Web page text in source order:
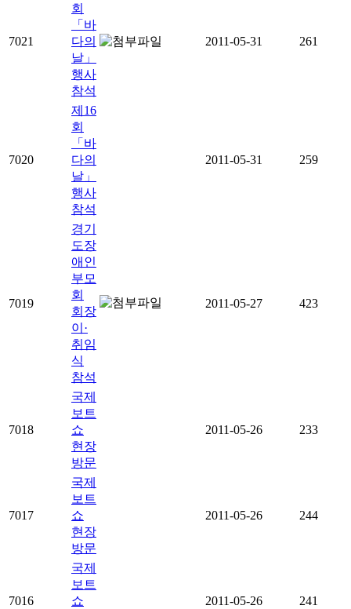
7021
회
「바
다의
날」
행사
참석
2011-05-31 261
7020
제16
회
「바
다의
날」
행사
참석
2011-05-31 259
7019
경기
도장
애인
부모
회
회장
이·
취임
식
참석
2011-05-27 423
7018
국제
보트
쇼
현장
방문
2011-05-26 233
7017
국제
보트
쇼
현장
방문
2011-05-26 244
7016
국제
보트
쇼
2011-05-26 241